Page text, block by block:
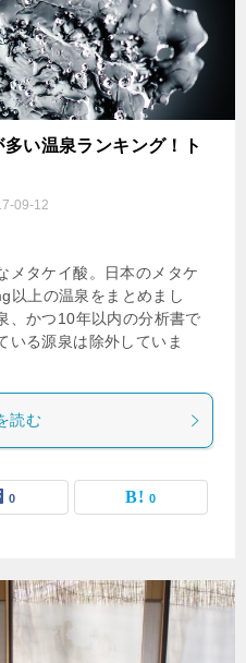
い温泉ランキング！ト
09-12
メタケイ酸。日本のメタケ
以上の温泉をまとめまし
、かつ10年以内の分析書で
る源泉は除外していま
読む
0 0